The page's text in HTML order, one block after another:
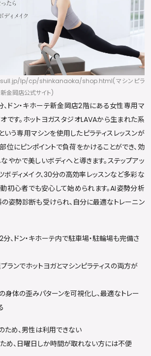
lp/cp/shinkanaoka/shop.html(マシンピラ
金岡店公式サイト)
ドン・キホーテ新金岡店2階にある女性専用マ
です。ホットヨガスタジオLAVAから生まれた系
いう専用マシンを使用したピラティスレッスンが
位にピンポイントで負荷をかけることができ、効
やかで美しいボディへと導きます。ステップアッ
ボディメイク、30分の高効率レッスンなど多彩な
初心者でも安心して始められます。AI姿勢分析
姿勢診断も受けられ、自分に最適なトレーニン
、ドン・キホーテ内で駐車場・駐輪場も完備さ
ランでホットヨガとマシンピラティスの両方が
身体の歪みパターンを可視化し、最適なトレー
ため、男性は利用できない
め、日曜日しか時間が取れない方には不便